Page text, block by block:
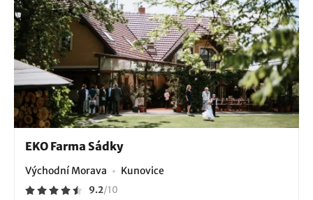
EKO Farma Sádky
Východní Morava Kunovice
9.2/10